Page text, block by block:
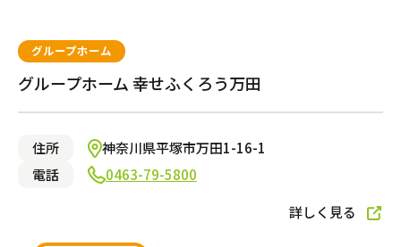
グループホーム
グループホーム 幸せふくろう万田
住所
神奈川県平塚市万田1-16-1
電話
0463-79-5800
詳しく見る